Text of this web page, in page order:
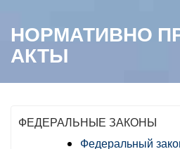
НОРМАТИВНО
АКТЫ
ФЕДЕРАЛЬНЫЕ ЗАКОНЫ
Федеральный